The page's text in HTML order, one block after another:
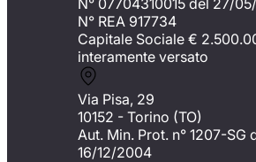
N° 07704310015 del 27/
N° REA 917734
Capitale Sociale €
interamente versato
Via Pisa, 29
10152 - Torino (TO)
Aut. Min. Prot. n° 1207-SG
16/12/2004